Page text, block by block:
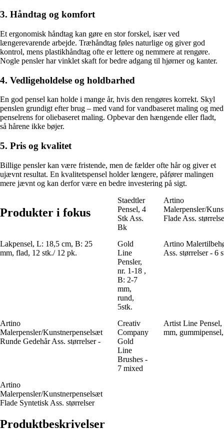
3. Håndtag og komfort
Et ergonomisk håndtag kan gøre en stor forskel, især ved
længerevarende arbejde. Træhåndtag føles naturlige og giver god
kontrol, mens plastikhåndtag ofte er lettere og nemmere at rengøre.
Nogle pensler har vinklet skaft for bedre adgang til hjørner og kanter.
4. Vedligeholdelse og holdbarhed
En god pensel kan holde i mange år, hvis den rengøres korrekt. Skyl
penslen grundigt efter brug – med vand for vandbaseret maling og med
penselrens for oliebaseret maling. Opbevar den hængende eller fladt,
så hårene ikke bøjer.
5. Pris og kvalitet
Billige pensler kan være fristende, men de fælder ofte hår og giver et
ujævnt resultat. En kvalitets­pensel holder længere, påfører malingen
mere jævnt og kan derfor være en bedre investering på sigt.
Produkter i fokus
Staedtler
Pensel, 4
Stk Ass.
Bk
Artino
Malerpensler/
Flade Ass.
Lakpensel, L: 18,5 cm, B: 25
mm, flad, 12 stk./ 12 pk.
Gold
Line
Pensler,
nr. 1-18 ,
B: 2-7
mm,
rund,
5stk.
Artino
Ass. størrelser - 6
Artino
Malerpensler/Kunstnerpenselsæt
Runde Gedehår Ass. størrelser -
Creativ
Company
Gold
Line
Brushes -
7 mixed
Artist Line Pensel,
mm,
Artino
Malerpensler/Kunstnerpenselsæt
Flade Syntetisk Ass. størrelser
Produktbeskrivelser